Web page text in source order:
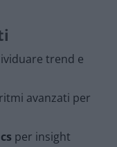
trend e
avanzati per
per insight